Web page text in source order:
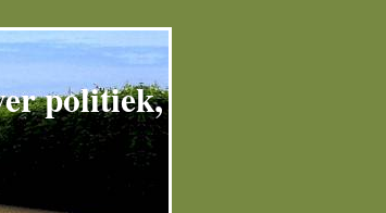
politiek,